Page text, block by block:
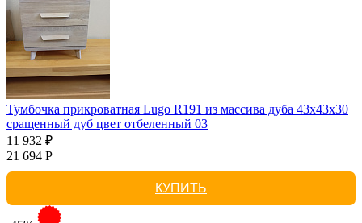
Тумбочка прикроватная Lugo R191 из массива дуба 43х43х30
сращенный дуб цвет отбеленный 03
11 932 ₽
21 694 Р
КУПИТЬ